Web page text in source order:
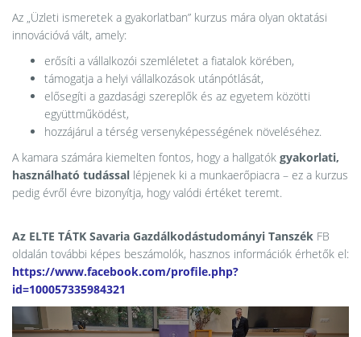
Az „Üzleti ismeretek a gyakorlatban” kurzus mára olyan oktatási
innovációvá vált, amely:
erősíti a vállalkozói szemléletet a fiatalok körében,
támogatja a helyi vállalkozások utánpótlását,
elősegíti a gazdasági szereplők és az egyetem közötti
együttműködést,
hozzájárul a térség versenyképességének növeléséhez.
A kamara számára kiemelten fontos, hogy a hallgatók gyakorlati,
használható tudással lépjenek ki a munkaerőpiacra – ez a kurzus
pedig évről évre bizonyítja, hogy valódi értéket teremt.
Az ELTE TÁTK Savaria Gazdálkodástudományi Tanszék FB
oldalán további képes beszámolók, hasznos információk érhetők el:
https://www.facebook.com/profile.php?
id=100057335984321